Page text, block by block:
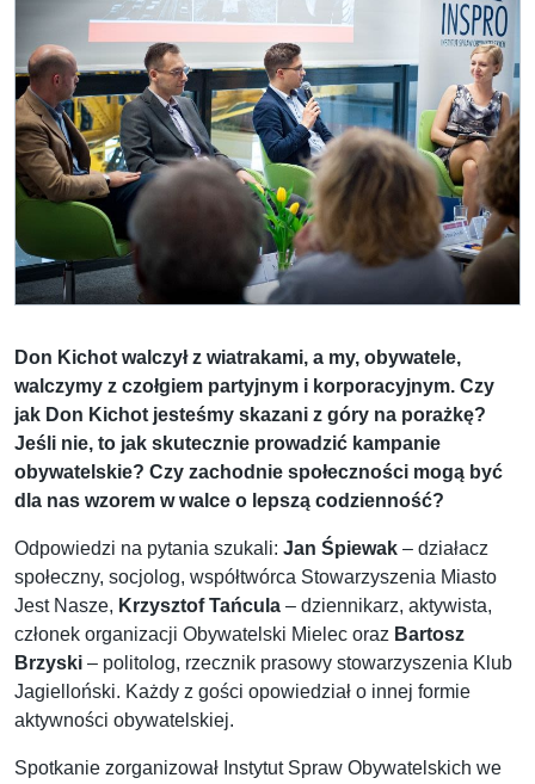
Don Kichot walczył z wiatrakami, a my, obywatele,
walczymy z czołgiem partyjnym i korporacyjnym. Czy
jak Don Kichot jesteśmy skazani z góry na porażkę?
Jeśli nie, to jak skutecznie prowadzić kampanie
obywatelskie? Czy zachodnie społeczności mogą być
dla nas wzorem w walce o lepszą codzienność?
Odpowiedzi na pytania szukali: Jan Śpiewak – działacz
społeczny, socjolog, współtwórca Stowarzyszenia Miasto
Jest Nasze, Krzysztof Tańcula – dziennikarz, aktywista,
członek organizacji Obywatelski Mielec oraz Bartosz
Brzyski – politolog, rzecznik prasowy stowarzyszenia Klub
Jagielloński. Każdy z gości opowiedział o innej formie
aktywności obywatelskiej.
Spotkanie zorganizował Instytut Spraw Obywatelskich we